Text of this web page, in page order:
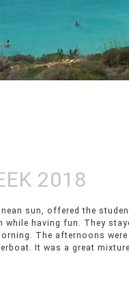
2018
sun, offered the
while having fun. They
The afternoons
It was a great
Qim, 5000 year old stone